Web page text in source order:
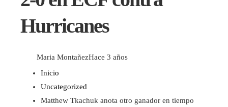
Hurricanes
Maria MontañezHace 3 años
Inicio
Uncategorized
Matthew Tkachuk anota otro ganador en tiempo